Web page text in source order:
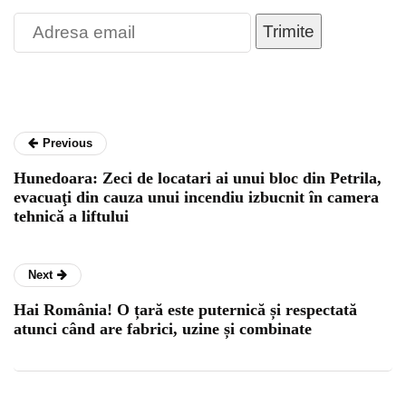
Trimite
Previous
Hunedoara: Zeci de locatari ai unui bloc din Petrila,
evacuaţi din cauza unui incendiu izbucnit în camera
tehnică a liftului
Next
Hai România! O țară este puternică și respectată
atunci când are fabrici, uzine și combinate